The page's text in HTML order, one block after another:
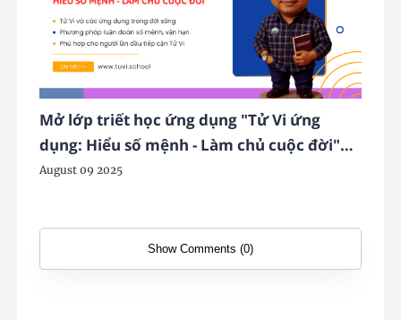
Mở lớp triết học ứng dụng "Tử Vi ứng
dụng: Hiểu số mệnh - Làm chủ cuộc đời"
do TS. Mai K Đa giảng dạy
August 09 2025
Show Comments (0)